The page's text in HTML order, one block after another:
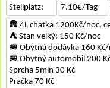
Stellplatz:
7.10€/Tag
🛖 4L chatka 1200Kč/noc,
⛺ Stan velký: 150 Kč/noc
🚐 Obytná dodávka 160
🚐 Obytný automobil 200
Sprcha 5min 30 Kč
Pračka 70 Kč